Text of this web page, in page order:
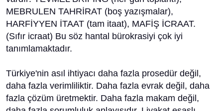
MEBRULEN TAHRİRAT (boş yazışmalar),
HARFİYYEN İTAAT (tam itaat), MAFİŞ İCRAAT.
(Sıfır icraat) Bu söz hantal bürokrasiyi çok iyi
tanımlamaktadır.
Türkiye'nin asıl ihtiyacı daha fazla prosedür değil,
daha fazla verimliliktir. Daha fazla evrak değil, daha
fazla çözüm üretmektir. Daha fazla makam değil,